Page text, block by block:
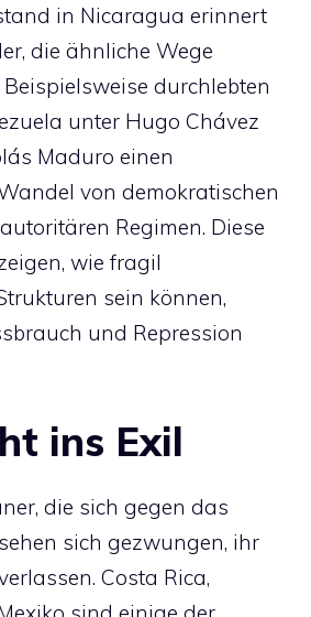
in Nicaragua erinnert
die ähnliche Wege
durchlebten
unter Hugo Chávez
Maduro einen
von demokratischen
Regimen. Diese
wie fragil
sein können,
und Repression
ins Exil
die sich gegen das
sich gezwungen, ihr
Costa Rica,